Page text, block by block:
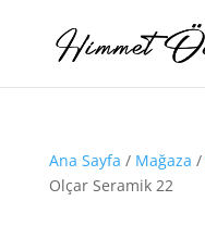
Ana Sayfa / Mağaza /
Olçar Seramik 22